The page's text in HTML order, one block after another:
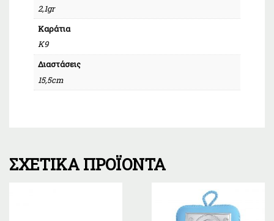
2,1gr
Καράτια
Κ9
Διαστάσεις
15,5cm
ΣΧΕΤΙΚΆ ΠΡΟΪΌΝΤΑ